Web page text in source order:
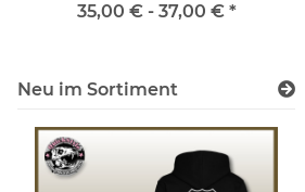
35,00 € - 37,00 € *
Neu im Sortiment